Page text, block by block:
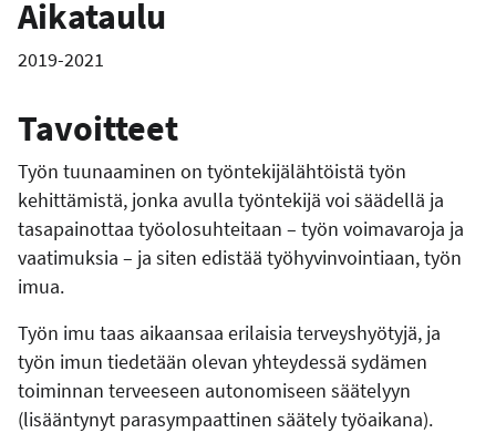
Aikataulu
2019-2021
Tavoitteet
Työn tuunaaminen on työntekijälähtöistä työn
kehittämistä, jonka avulla työntekijä voi säädellä ja
tasapainottaa työolosuhteitaan – työn voimavaroja ja
vaatimuksia – ja siten edistää työhyvinvointiaan, työn
imua.
Työn imu taas aikaansaa erilaisia terveyshyötyjä, ja
työn imun tiedetään olevan yhteydessä sydämen
toiminnan terveeseen autonomiseen säätelyyn
(lisääntynyt parasympaattinen säätely työaikana).